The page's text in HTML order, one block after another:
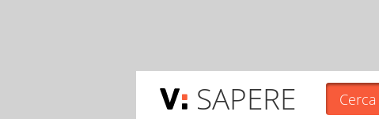
SAPERE